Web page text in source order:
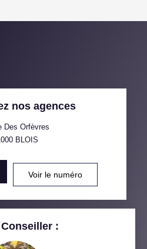
PART DES MÉNAGES SANS
VOITURE
ECOLES ET CRÈCHES
nos agences
Des Orfèvres
BLOIS
Voir le numéro
: